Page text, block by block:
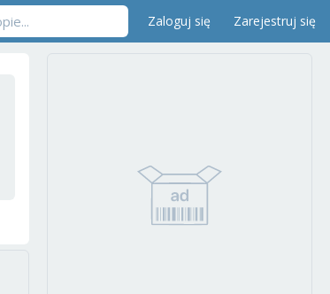
Zaloguj się Zarejestruj się